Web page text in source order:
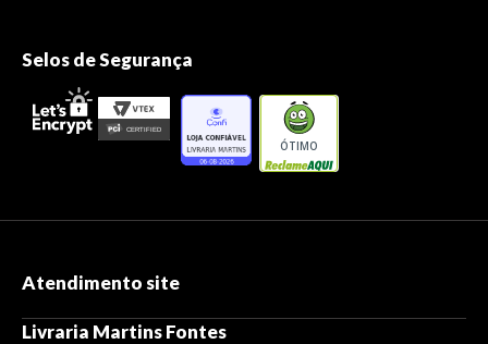
Selos de Segurança
ÓTIMO
Atendimento site
Livraria Martins Fontes